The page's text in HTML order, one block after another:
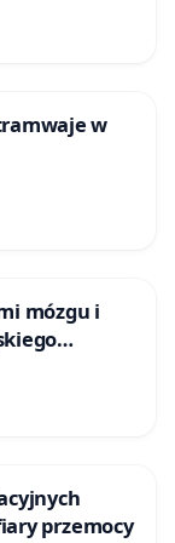
lokalizacji
i
wziąć
w tej
natury są
GDDKiA
w
mózgu i
ofiary przemocy